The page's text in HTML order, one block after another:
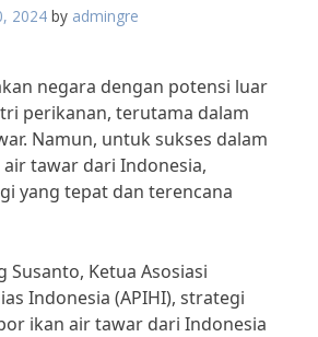
2024 by admingre
negara dengan potensi luar
perikanan, terutama dalam
Namun, untuk sukses dalam
tawar dari Indonesia,
yang tepat dan terencana
Ketua Asosiasi
Indonesia (APIHI), strategi
ikan air tawar dari Indonesia